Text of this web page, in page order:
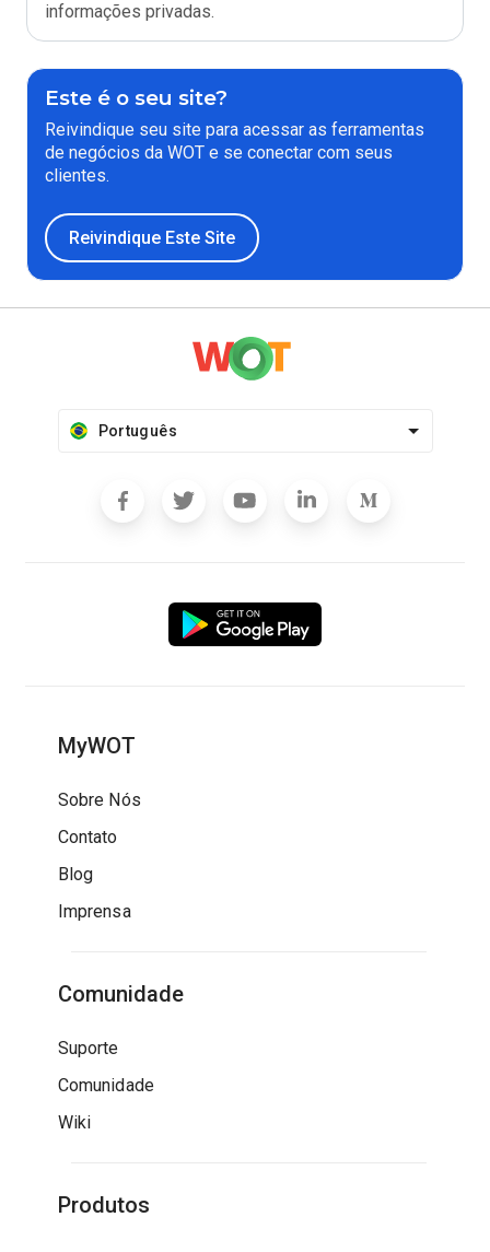
informações privadas.
Este é o seu site?
Reivindique seu site para acessar as ferramentas
de negócios da WOT e se conectar com seus
clientes.
Reivindique Este Site
Português
MyWOT
Sobre Nós
Contato
Blog
Imprensa
Comunidade
Suporte
Comunidade
Wiki
Produtos